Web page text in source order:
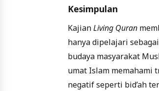
Kesimpulan
KajianLiving Quran
hanya dipelajari
budaya masyarakat
umat Islam memahami
negatif seperti bid’ah